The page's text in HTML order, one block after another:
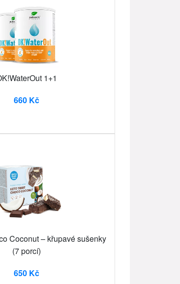
1+1
660 Kč
Coconut – křupavé sušenky
(7 porcí)
650 Kč